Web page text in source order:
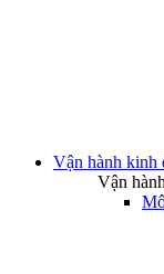
Vận hành kinh
Vận